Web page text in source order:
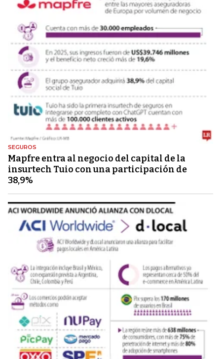
SEGUROS
Mapfre entra al negocio del capital de la
insurtech Tuio con una participación de
38,9%